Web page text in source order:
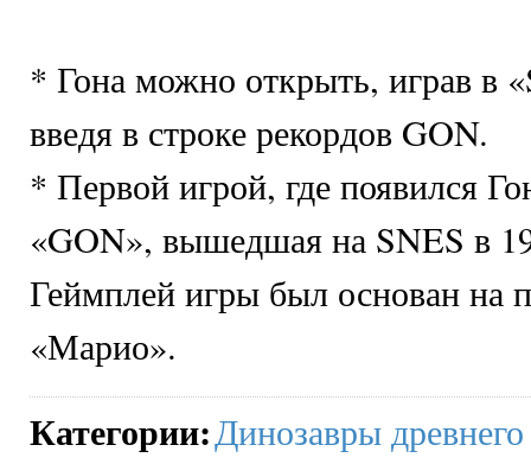
* Гона можно открыть, играв в
введя в строке рекордов GON.
* Первой игрой, где появился
«GON», вышедшая на SNES в
Геймплей игры был основан на
«Марио».
Категории:Динозавры